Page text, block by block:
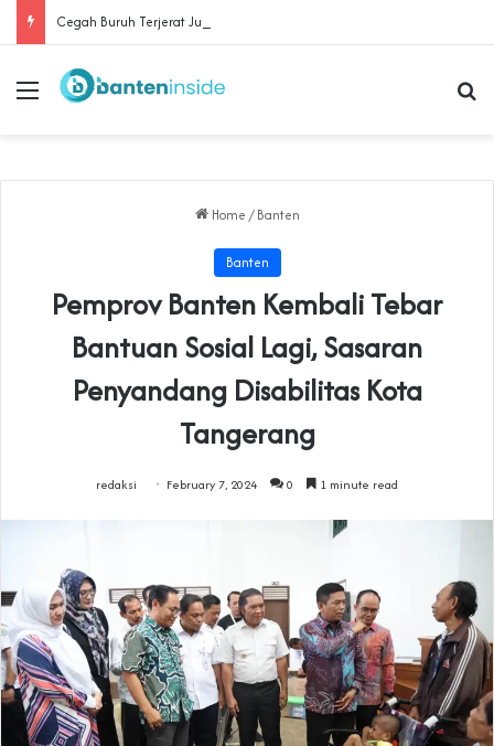
Menu
Home / Banten
Banten
Pemprov Banten Kembali Tebar
Bantuan Sosial Lagi, Sasaran
Penyandang Disabilitas Kota
Tangerang
redaksi February 7, 2024 0 1 minute read